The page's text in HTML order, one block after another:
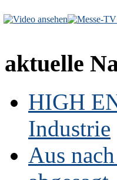
aktuelle
HIGH
Industrie
Aus